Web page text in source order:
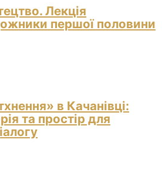
Лекція
першої половини
в Качанівці:
та простір для